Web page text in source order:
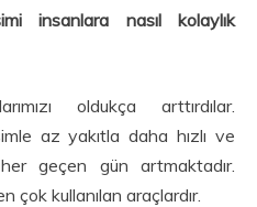
insanlara nasıl kolaylık
oldukça arttırdılar.
az yakıtla daha hızlı ve
geçen gün artmaktadır.
çok kullanılan araçlardır.